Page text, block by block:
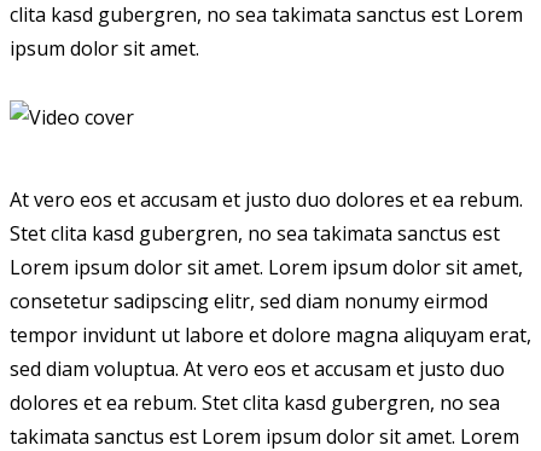
clita kasd gubergren, no sea takimata sanctus est Lorem
ipsum dolor sit amet.
At vero eos et accusam et justo duo dolores et ea rebum.
Stet clita kasd gubergren, no sea takimata sanctus est
Lorem ipsum dolor sit amet. Lorem ipsum dolor sit amet,
consetetur sadipscing elitr, sed diam nonumy eirmod
tempor invidunt ut labore et dolore magna aliquyam erat,
sed diam voluptua. At vero eos et accusam et justo duo
dolores et ea rebum. Stet clita kasd gubergren, no sea
takimata sanctus est Lorem ipsum dolor sit amet. Lorem